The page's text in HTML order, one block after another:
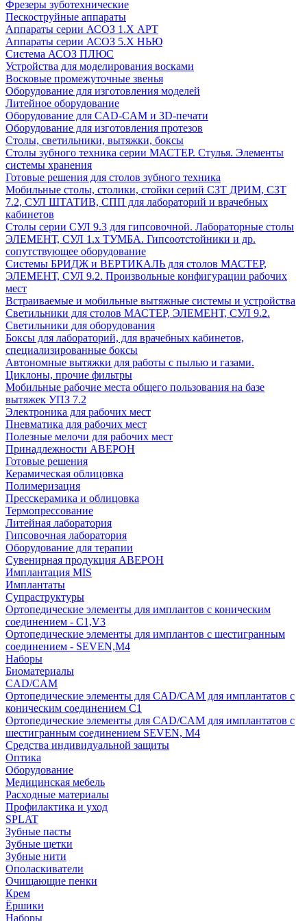
Фрезеры зуботехнические
Пескоструйные аппараты
Аппараты серии АСОЗ 1.Х АРТ
Аппараты серии АСОЗ 5.Х НЬЮ
Система АСОЗ ПЛЮС
Устройства для моделирования восками
Восковые промежуточные звенья
Оборудование для изготовления моделей
Литейное оборудование
Оборудование для CAD-CAM и 3D-печати
Оборудование для изготовления протезов
Cтолы, светильники, вытяжки, боксы
Столы зубного техника серии МАСТЕР. Стулья. Элементы
системы хранения
Готовые решения для столов зубного техника
Мобильные столы, столики, стойки серий СЗТ ДРИМ, СЗТ
7.2, СУЛ ШТАТИВ, СПП для лабораторий и врачебных
кабинетов
Столы серии СУЛ 9.3 для гипсовочной. Лабораторные столы
ЭЛЕМЕНТ, СУЛ 1.х ТУМБА. Гипсоотстойники и др.
сопутствующее оборудование
Системы БРИДЖ и ВЕРТИКАЛЬ для столов МАСТЕР,
ЭЛЕМЕНТ, СУЛ 9.2. Произвольные конфигурации рабочих
мест
Встраиваемые и мобильные вытяжные системы и устройства
Светильники для столов МАСТЕР, ЭЛЕМЕНТ, СУЛ 9.2.
Светильники для оборудования
Боксы для лабораторий, для врачебных кабинетов,
специализированные боксы
Автономные вытяжки для работы с пылью и газами.
Циклоны, прочие фильтры
Мобильные рабочие места общего пользования на базе
вытяжек УПЗ 7.2
Электроника для рабочих мест
Пневматика для рабочих мест
Полезные мелочи для рабочих мест
Принадлежности АВЕРОН
Готовые решения
Керамическая облицовка
Полимеризация
Пресскерамика и облицовка
Термопрессование
Литейная лаборатория
Гипсовочная лаборатория
Оборудование для терапии
Сувенирная продукция АВЕРОН
Имплантация MIS
Имплантаты
Супраструктуры
Ортопедические элементы для имплантов с коническим
соединением - C1,V3
Ортопедические элементы для имплантов с шестигранным
соединением - SEVEN,M4
Наборы
Биоматериалы
CAD/CAM
Ортопедические элементы для CAD/CAM для имплантатов с
коническим соединением С1
Ортопедические элементы для CAD/CAM для имплантатов с
шестигранным соединением SEVEN, М4
Средства индивидуальной защиты
Оптика
Оборудование
Медицинская мебель
Расходные материалы
Профилактика и уход
SPLAT
Зубные пасты
Зубные щетки
Зубные нити
Ополаскиватели
Очищающие пенки
Крем
Ёршики
Наборы